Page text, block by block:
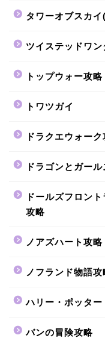
タワーオブスカ
ツイステッドワ
トップウォー攻略
トワツガイ
ドラクエウォーク
ドラゴンとガー
ドールズフロン
攻略
ノアズハート攻略
ノフランド物語攻
ハリー・ポッタ
バンの冒険攻略